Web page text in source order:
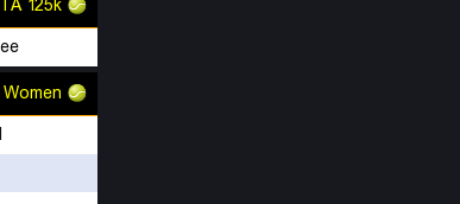
125k